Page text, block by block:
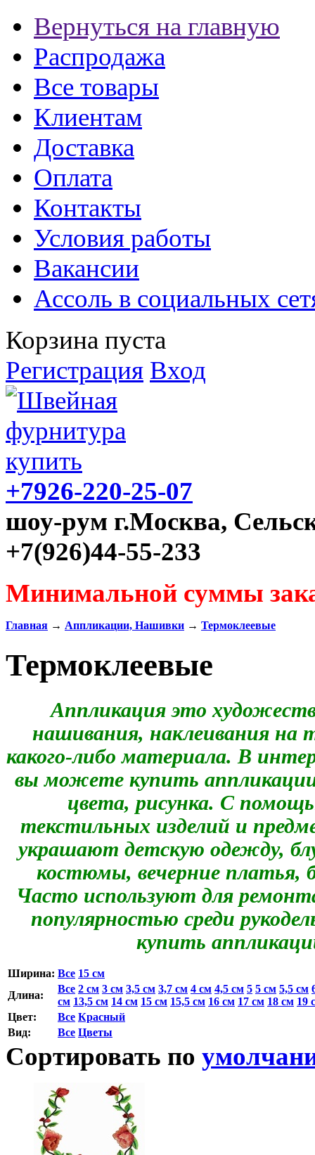
Вернуться на главную
Распродажа
Все товары
Клиентам
Доставка
Оплата
Контакты
Условия работы
Вакансии
Ассоль в социальных
Корзина пуста
Регистрация Вход
+7926-220-25-07
шоу-рум г.Москва,
+7(926)44-55-233
Минимальной суммы
Главная → Аппликации, Нашивки → Термоклеевые
Термоклеевые
Аппликация это
нашивания, наклеивания на
какого-либо материала. В
вы можете купить аппликации
цвета, рисунка. С
текстильных изделий и
украшают детскую одежду,
костюмы, вечерние платья,
Часто используют для
популярностью среди
купить
Ширина: Все 15 см
Длина:
Все 2 см 3 см 3,5 см 3,7 см 4 см 4,5 см 5 5 см 5,5 см
см 13,5 см 14 см 15 см 15,5 см 16 см 17 см 18 см 19
Цвет:
Все Красный
Вид:
Все Цветы
Сортировать по